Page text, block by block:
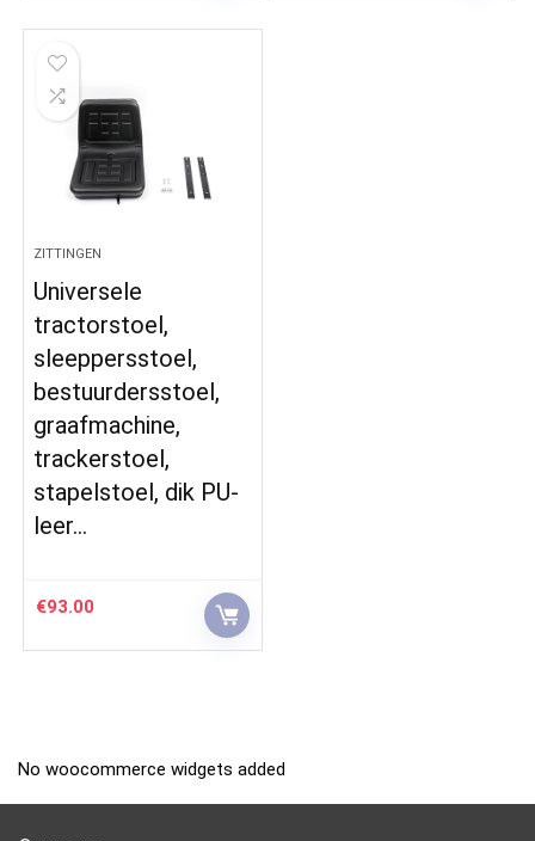
ZITTINGEN
Universele
tractorstoel,
sleeppersstoel,
bestuurdersstoel,
graafmachine,
trackerstoel,
stapelstoel, dik PU-
leer…
€93.00
No woocommerce widgets added